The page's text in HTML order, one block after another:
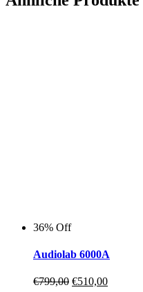
36% Off
Audiolab 6000A
€799,00 Ursprünglicher
€510,00Aktueller